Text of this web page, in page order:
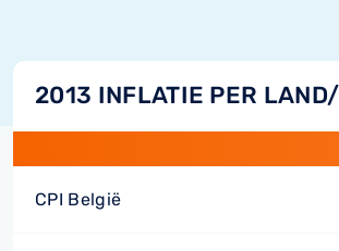
2013 INFLATIE PER
CPI België